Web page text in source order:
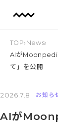
TOP› News›
AIが
て」を公開
2026.7.8 お知ら
AIが